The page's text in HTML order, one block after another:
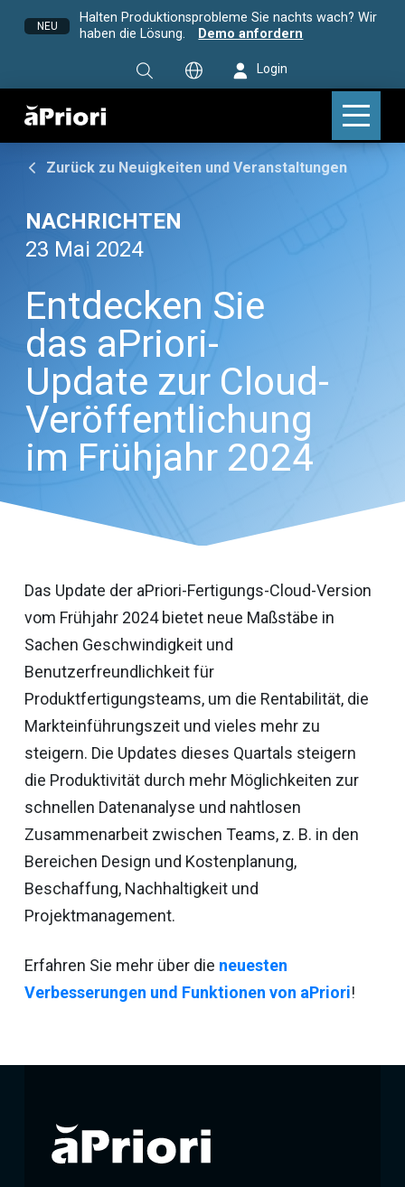
NEU
Halten Produktionsprobleme Sie nachts wach? Wir
haben die Lösung.
Demo anfordern
Login
Zurück zu Neuigkeiten und Veranstaltungen
NACHRICHTEN
23 Mai 2024
Entdecken Sie
das aPriori-
Update zur Cloud-
Veröffentlichung
im Frühjahr 2024
Das Update der aPriori-Fertigungs-Cloud-Version
vom Frühjahr 2024 bietet neue Maßstäbe in
Sachen Geschwindigkeit und
Benutzerfreundlichkeit für
Produktfertigungsteams, um die Rentabilität, die
Markteinführungszeit und vieles mehr zu
steigern. Die Updates dieses Quartals steigern
die Produktivität durch mehr Möglichkeiten zur
schnellen Datenanalyse und nahtlosen
Zusammenarbeit zwischen Teams, z. B. in den
Bereichen Design und Kostenplanung,
Beschaffung, Nachhaltigkeit und
Projektmanagement.
Erfahren Sie mehr über die neuesten
Verbesserungen und Funktionen von aPriori!